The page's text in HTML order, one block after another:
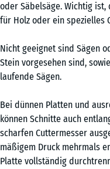
oder Säbelsäge. Wichtig
für Holz oder ein spezielles
Nicht geeignet sind Sägen
Stein vorgesehen sind,
laufende Sägen.
Bei dünnen Platten und
können Schnitte auch
scharfen Cuttermesser
mäßigem Druck mehrmals
Platte vollständig